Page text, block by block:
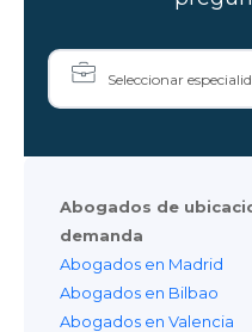
Seleccionar
Abogados de
demanda
Abogados en Madrid
Abogados en Bilbao
Abogados en Valencia